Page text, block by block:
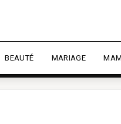
expérience et mesurer
Personnaliser
BEAUTÉ MARIAGE